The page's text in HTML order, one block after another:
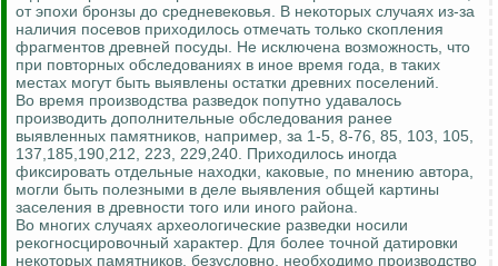
от эпохи бронзы до средневековья. В некоторых случаях из-за
наличия посевов приходилось отмечать только скопления
фрагментов древней посуды. Не исключена возможность, что
при повторных обследованиях в иное время года, в таких
местах могут быть выявлены остатки древних поселений.
Во время производства разведок попутно удавалось
производить дополнительные обследования ранее
выявленных памятников, например, за 1-5, 8-76, 85, 103, 105,
137,185,190,212, 223, 229,240. Приходилось иногда
фиксировать отдельные находки, каковые, по мнению автора,
могли быть полезными в деле выявления общей картины
заселения в древности того или иного района.
Во многих случаях археологические разведки носили
рекогносцировочный характер. Для более точной датировки
некоторых памятников, безусловно, необходимо производство